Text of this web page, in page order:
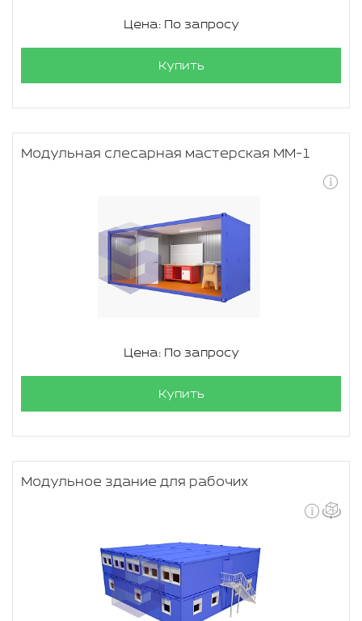
Цена: По запросу
Купить
Модульная слесарная мастерская ММ-1
Цена: По запросу
Купить
Модульное здание для рабочих